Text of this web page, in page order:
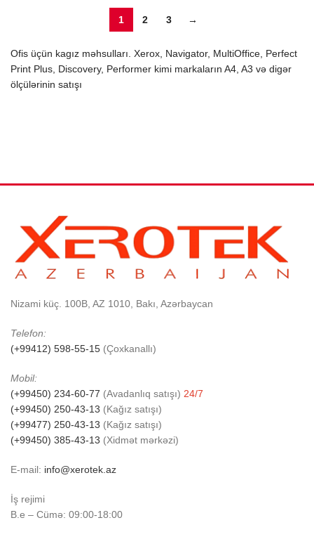
1 2 3 →
Ofis üçün kagız məhsulları. Xerox, Navigator, MultiOffice, Perfect
Print Plus, Discovery, Performer kimi markaların A4, A3 və digər
ölçülərinin satışı
Nizami küç. 100B, AZ 1010, Bakı, Azərbaycan
Telefon:
(+99412) 598-55-15 (Çoxkanallı)
Mobil:
(+99450) 234-60-77 (Avadanlıq satışı) 24/7
(+99450) 250-43-13 (Kağız satışı)
(+99477) 250-43-13 (Kağız satışı)
(+99450) 385-43-13 (Xidmət mərkəzi)
E-mail: info@xerotek.az
İş rejimi
B.e – Cümə: 09:00-18:00